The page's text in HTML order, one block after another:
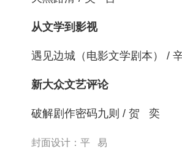
从文学到影视
遇见边城（电影文学剧本） /
新大众文艺评论
破解剧作密码九则 / 贺 奕
封面设计：平 易